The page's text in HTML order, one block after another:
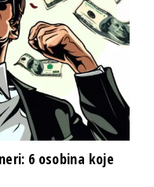
6 osobina koje